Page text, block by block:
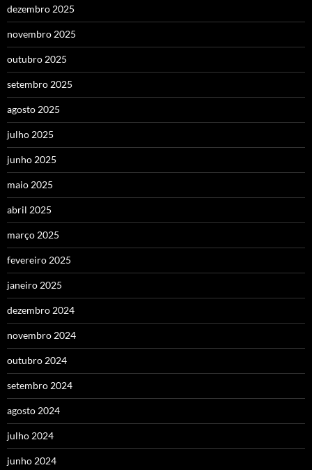
dezembro 2025
novembro 2025
outubro 2025
setembro 2025
agosto 2025
julho 2025
junho 2025
maio 2025
abril 2025
março 2025
fevereiro 2025
janeiro 2025
dezembro 2024
novembro 2024
outubro 2024
setembro 2024
agosto 2024
julho 2024
junho 2024